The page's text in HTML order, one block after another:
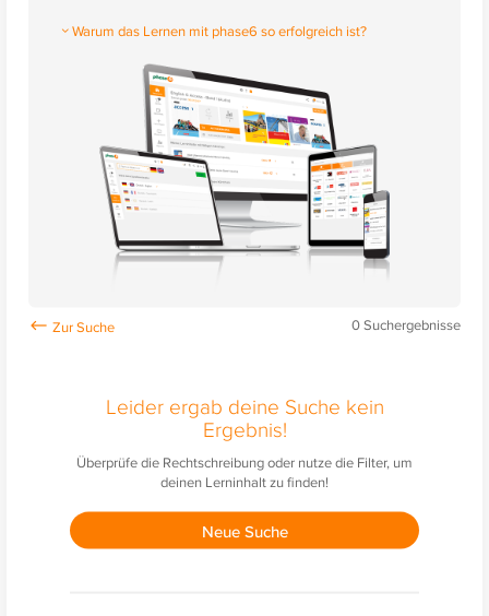
Warum das Lernen mit phase6 so erfolgreich ist?
0Suchergebnisse
Leider ergab deine Suche kein
Ergebnis!
Überprüfe die Rechtschreibung oder nutze die Filter, um
deinen Lerninhalt zu finden!
Neue Suche